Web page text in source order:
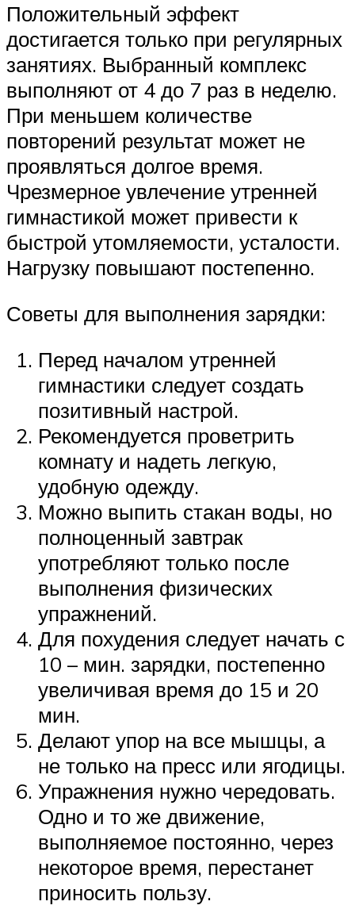
Положительный эффект
достигается только при регулярных
занятиях. Выбранный комплекс
выполняют от 4 до 7 раз в неделю.
При меньшем количестве
повторений результат может не
проявляться долгое время.
Чрезмерное увлечение утренней
гимнастикой может привести к
быстрой утомляемости, усталости.
Нагрузку повышают постепенно.
Советы для выполнения зарядки:
Перед началом утренней
гимнастики следует создать
позитивный настрой.
Рекомендуется проветрить
комнату и надеть легкую,
удобную одежду.
Можно выпить стакан воды, но
полноценный завтрак
употребляют только после
выполнения физических
упражнений.
Для похудения следует начать с
10 – мин. зарядки, постепенно
увеличивая время до 15 и 20
мин.
Делают упор на все мышцы, а
не только на пресс или ягодицы.
Упражнения нужно чередовать.
Одно и то же движение,
выполняемое постоянно, через
некоторое время, перестанет
приносить пользу.